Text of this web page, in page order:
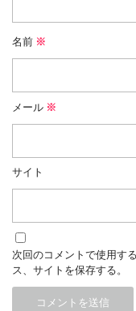
名前 ※
メール ※
サイト
次回のコメントで使用す
ス、サイトを保存する。